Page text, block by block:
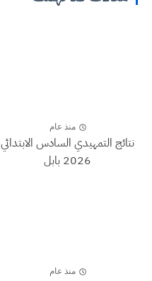
منذ عام
نتائج التمهيدي السادس الابتدائي
2026 بابل
منذ عام